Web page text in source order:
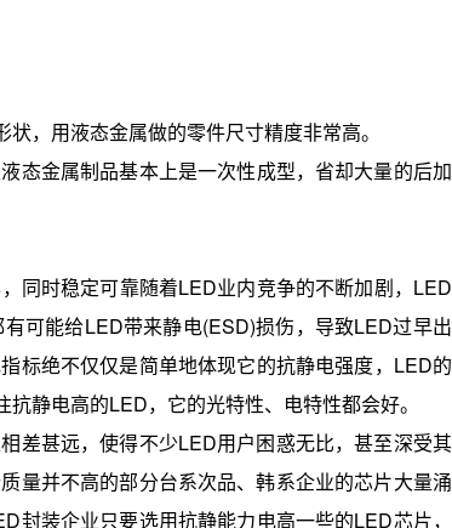
，用液态金属做的零件尺寸精度非常高。
金属制品基本上是一次性成型，省却大量的后加
时稳定可靠随着LED业内竞争的不断加剧，LED
可能给LED带来静电(ESD)损伤，导致LED过早出
标绝不仅仅是简单地体现它的抗静电强度，LED的
静电高的LED，它的光特性、电特性都会好。
甚远，使得不少LED用户困惑无比，甚至深受其
量并不高的部分台系次品、韩系企业的芯片大量涌
装企业只要选用抗静能力电高一些的LED芯片，